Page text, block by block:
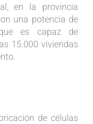
en la provincia
una potencia de
es capaz de
15.000 viviendas
de células